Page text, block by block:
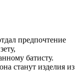
предпочтение
батисту.
станут изделия из